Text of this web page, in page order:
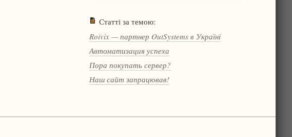
Статті за темою:
Roivix — партнер OutSystems в Україні
Автоматизация успеха
Пора покупать сервер?
Наш сайт запрацював!